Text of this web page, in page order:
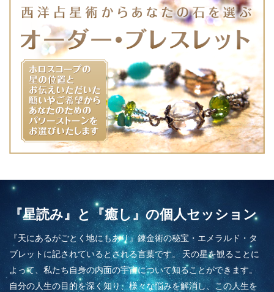
『星読み』と『癒し』の個人セッション
『天にあるがごとく地にもあり』錬金術の秘宝・エメラルド・タ
ブレットに記されているとされる言葉です。 天の星を観ることに
よって、私たち自身の内面の宇宙について知ることができます。
自分の人生の目的を深く知り、様々な悩みを解消し、この人生を